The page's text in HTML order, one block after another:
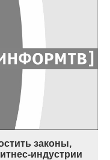
законы,
индустрии